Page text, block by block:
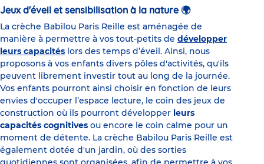
Jeux d'éveil et sensibilisation à la nature 🌍
La crèche Babilou Paris Reille est aménagée de
manière à permettre à vos tout-petits de développer
leurs capacités lors des temps d’éveil. Ainsi, nous
proposons à vos enfants divers pôles d'activités, qu'ils
peuvent librement investir tout au long de la journée.
Vos enfants pourront ainsi choisir en fonction de leurs
envies d'occuper l’espace lecture, le coin des jeux de
construction où ils pourront développer leurs
capacités cognitives ou encore le coin calme pour un
moment de détente. La crèche Babilou Paris Reille est
également dotée d'un jardin, où des sorties